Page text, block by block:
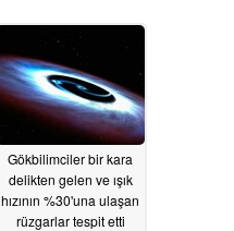
Gökbilimciler bir kara
delikten gelen ve ışık
hızının %30'una ulaşan
rüzgarlar tespit etti